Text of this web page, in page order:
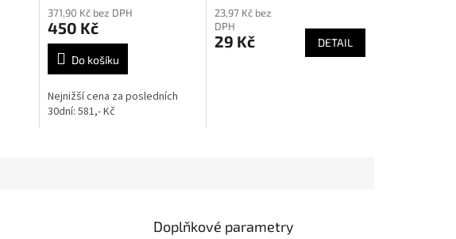
371,90 Kč bez DPH
450 Kč
Do košíku
Nejnižší cena za posledních
30dní: 581,- Kč
23,97 Kč bez
DPH
29 Kč DETAIL
Doplňkové parametry